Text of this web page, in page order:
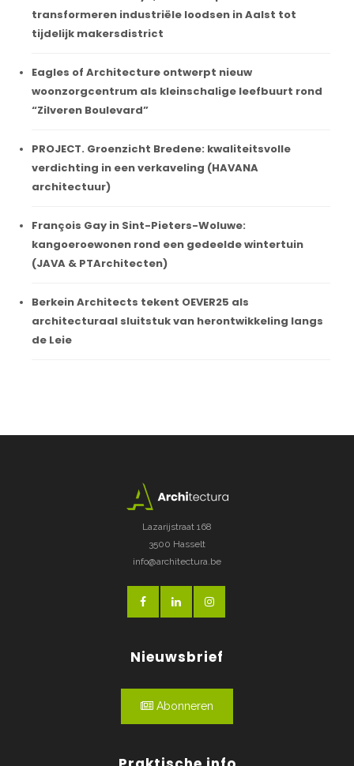
transformeren industriële loodsen in Aalst tot
tijdelijk makersdistrict
Eagles of Architecture ontwerpt nieuw
woonzorgcentrum als kleinschalige leefbuurt rond
“Zilveren Boulevard”
PROJECT. Groenzicht Bredene: kwaliteitsvolle
verdichting in een verkaveling (HAVANA
architectuur)
François Gay in Sint-Pieters-Woluwe:
kangoeroewonen rond een gedeelde wintertuin
(JAVA & PTArchitecten)
Berkein Architects tekent OEVER25 als
architecturaal sluitstuk van herontwikkeling langs
de Leie
Lazarijstraat 168
3500 Hasselt
info@architectura.be
Nieuwsbrief
Abonneren